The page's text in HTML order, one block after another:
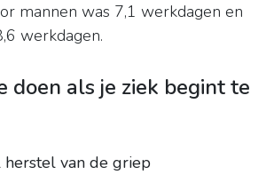
mannen was 7,1 werkdagen en
werkdagen.
doen als je ziek begint te
van de griep